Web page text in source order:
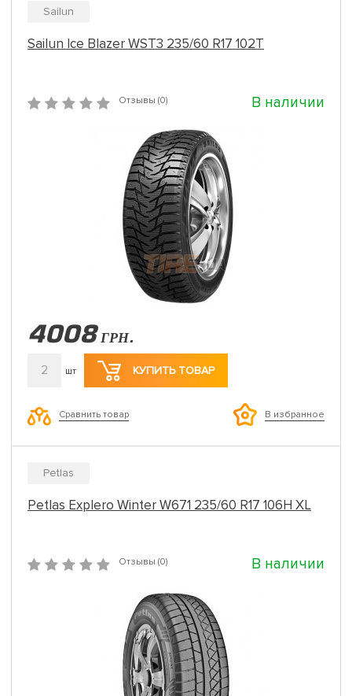
Sailun
Sailun Ice Blazer WST3 235/60 R17 102T
Отзывы (0) В наличии
4008 ГРН.
2 шт КУПИТЬ ТОВАР
Сравнить товар В избранное
Petlas
Petlas Explero Winter W671 235/60 R17 106H XL
Отзывы (0) В наличии